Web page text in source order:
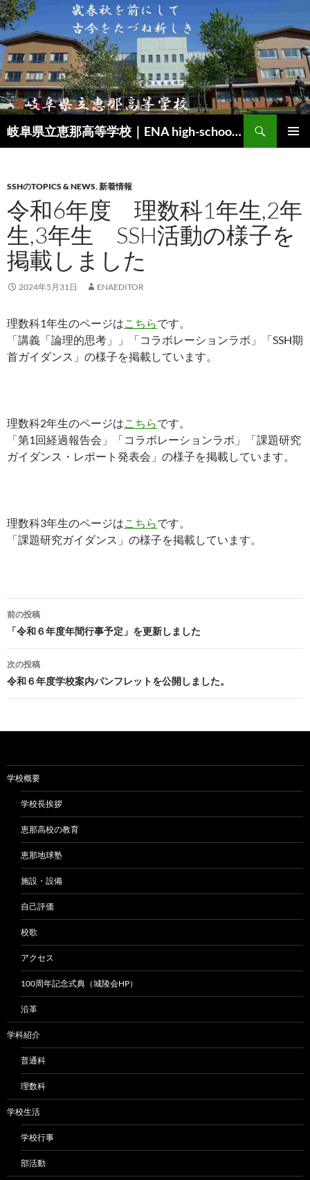
岐阜県立恵那高等学校｜ENA high-school｜SSH（スーパーサイエンスハイスクール）
索
ン
へ
ス
キ
ッ
プ
SSHのTOPICS & NEWS,新着情報
令和6年度 理数科1年生,2年
生,3年生 SSH活動の様子を
掲載しました
2024年5月31日 ENAEDITOR
理数科1年生のページは こちらです。
「講義「論理的思考」」「コラボレーションラボ」「SSH期
首ガイダンス」の様子を掲載しています。
理数科2年生のページは こちらです。
「第1回経過報告会」「コラボレーションラボ」「課題研究
ガイダンス・レポート発表会」の様子を掲載しています。
理数科3年生のページは こちらです。
「課題研究ガイダンス」の様子を掲載しています。
投
稿
ナ
ビ
ゲ
ー
ョ
ン
前の投稿
「令和６年度年間行事予定」を更新しました
次の投稿
令和６年度学校案内パンフレットを公開しました。
学校概要
学校長挨拶
恵那高校の教育
恵那地球塾
施設・設備
自己評価
校歌
アクセス
100周年記念式典（城陵会HP）
沿革
学科紹介
普通科
理数科
学校生活
学校行事
部活動